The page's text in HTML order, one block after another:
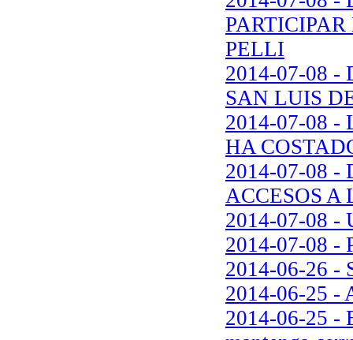
PELLI
2014-07-08 -
SAN LUIS
2014-07-08
HA
2014-07-08 -
ACCESOS A
2014-07-08 -
2014-07-08 -
2014-06-26 -
2014-06-25 -
2014-06-25 -